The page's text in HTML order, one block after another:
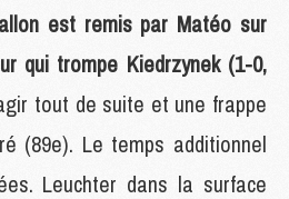
est remis par Matéo sur
qui trompe Kiedrzynek (1-0,
tout de suite et une frappe
(89e). Le temps additionnel
Leuchter dans la surface